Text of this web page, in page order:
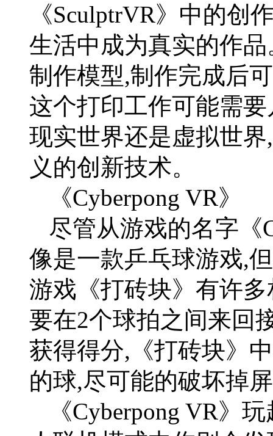
《SculptrVR》中的创
生活中成为真实的作
制作模型,制作完成后
这个打印工作可能需
现实世界还是虚拟世
义的创新技术。
《Cyberpong VR》
尽管从游戏的名字《
像是一款乒乓球游戏,
游戏《打砖块》有许
要在2个球拍之间来回
获得得分,《打砖块》
的球,尽可能的破坏掉
《Cyberpong VR》